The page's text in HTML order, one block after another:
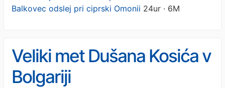
Balkovec odslej pri ciprski Omonii 24ur · 6M
Veliki met Dušana Kosića v
Bolgariji